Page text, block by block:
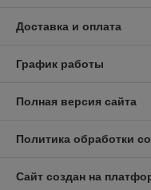
Доставка и оплата
График работы
Полная версия сайта
Политика обработки
Сайт создан на